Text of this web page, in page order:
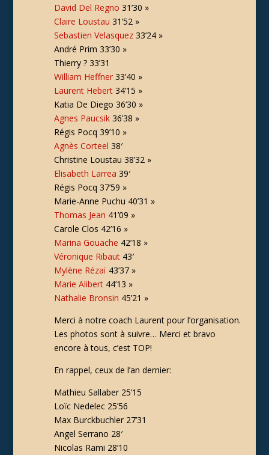
David Del Regno 31’30 »
Claire Loustau 31’52 »
Sebastien Velasquez 33’24 »
André Prim 33’30 »
Thierry ? 33’31
William Heffner 33’40 »
Laurent Hebert 34’15 »
Katia De Diego 36’30 »
Agnes Paucsik 36’38 »
Régis Pocq 39’10 »
Agnès Corteel 38′
Christine Loustau 38’32 »
Elisabeth Larrea 39′
Régis Pocq 37’59 »
Marie-Anne Puchu 40’31 »
Thomas Jean 41’09 »
Carole Clos 42’16 »
Marina Gouache 42’18 »
Véronique Ribaut 43′
Mylène Rézaï 43’37 »
Marie Alibert 44’13 »
Nathalie Bronsin 45’21 »
Merci à notre coach Laurent pour l’organisation.
Les photos sont à suivre… Merci et bravo
encore à tous, c’est TOP!
En rappel, ceux de l’an dernier:
Mathieu Sallaber 25’15
Loïc Nedelec 25’56
Max Burckbuchler 27’31
Angel Serrano 28′
Nicolas Rami 28’10